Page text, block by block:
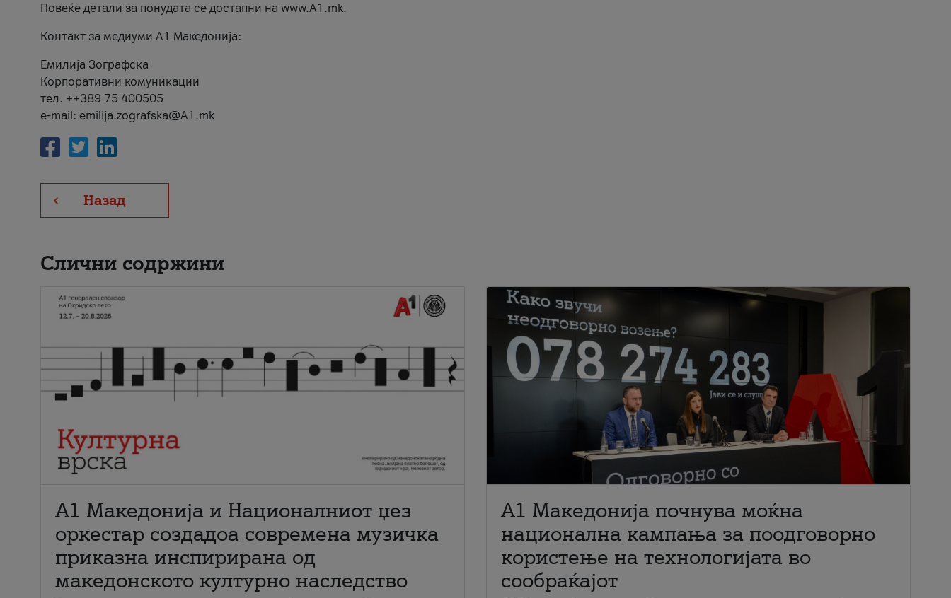
Повеќе детали за понудата се достапни на www.А1.mk.
Контакт за медиуми А1 Македонија:
Емилија Зографска
Корпоративни комуникации
тел. ++389 75 400505
e-mail: emilija.zografska@A1.mk
Назад
Слични содржини
А1 Македонија и Националниот џез
оркестар создадоа современа музичка
приказна инспирирана од
македонското културно наследство
A1 Македонија почнува моќна
национална кампања за поодговорно
користење на технологијата во
сообраќајот